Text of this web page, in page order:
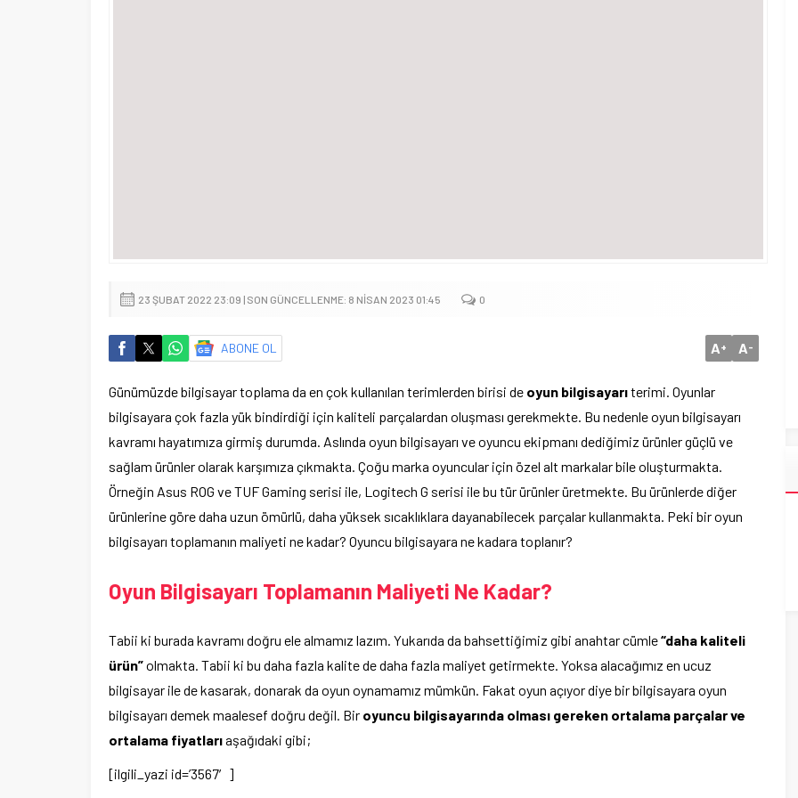
23 ŞUBAT 2022 23:09 | SON GÜNCELLENME: 8 NISAN 2023 01:45 0
ABONE OL A+ A-
Günümüzde bilgisayar toplama da en çok kullanılan terimlerden birisi de oyun bilgisayarıterimi. Oyunlar
bilgisayara çok fazla yük bindirdiği için kaliteli parçalardan oluşması gerekmekte. Bu nedenle oyun bilgisayarı
kavramı hayatımıza girmiş durumda. Aslında oyun bilgisayarı ve oyuncu ekipmanı dediğimiz ürünler güçlü ve
sağlam ürünler olarak karşımıza çıkmakta. Çoğu marka oyuncular için özel alt markalar bile oluşturmakta.
Örneğin Asus ROG ve TUF Gaming serisi ile, Logitech G serisi ile bu tür ürünler üretmekte. Bu ürünlerde diğer
ürünlerine göre daha uzun ömürlü, daha yüksek sıcaklıklara dayanabilecek parçalar kullanmakta. Peki bir oyun
bilgisayarı toplamanın maliyeti ne kadar? Oyuncu bilgisayara ne kadara toplanır?
Oyun Bilgisayarı Toplamanın Maliyeti Ne Kadar?
Tabii ki burada kavramı doğru ele almamız lazım. Yukarıda da bahsettiğimiz gibi anahtar cümle“daha kaliteli
ürün”olmakta. Tabii ki bu daha fazla kalite de daha fazla maliyet getirmekte. Yoksa alacağımız en ucuz
bilgisayar ile de kasarak, donarak da oyun oynamamız mümkün. Fakat oyun açıyor diye bir bilgisayara oyun
bilgisayarı demek maalesef doğru değil. Bir oyuncu bilgisayarında olması gereken ortalama parçalar ve
ortalama fiyatlarıaşağıdaki gibi;
[ilgili_yazi id=’3567′]